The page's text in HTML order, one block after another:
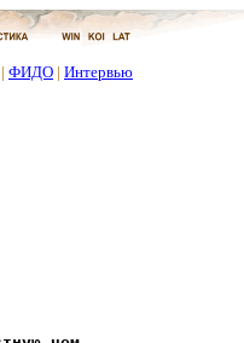
| ФИДО | Интервью